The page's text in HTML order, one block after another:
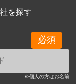
を探す
必須
※個人の方はお名前